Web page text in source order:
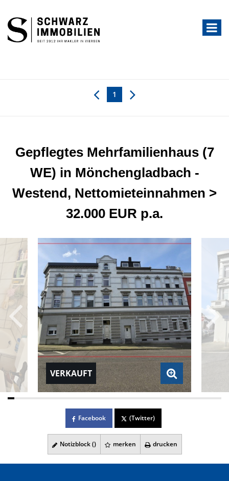
1
Gepflegtes Mehrfamilienhaus (7
WE) in Mönchengladbach -
Westend, Nettomieteinnahmen >
32.000 EUR p.a.
VERKAUFT
Facebook (Twitter)
Notizblock () merken drucken